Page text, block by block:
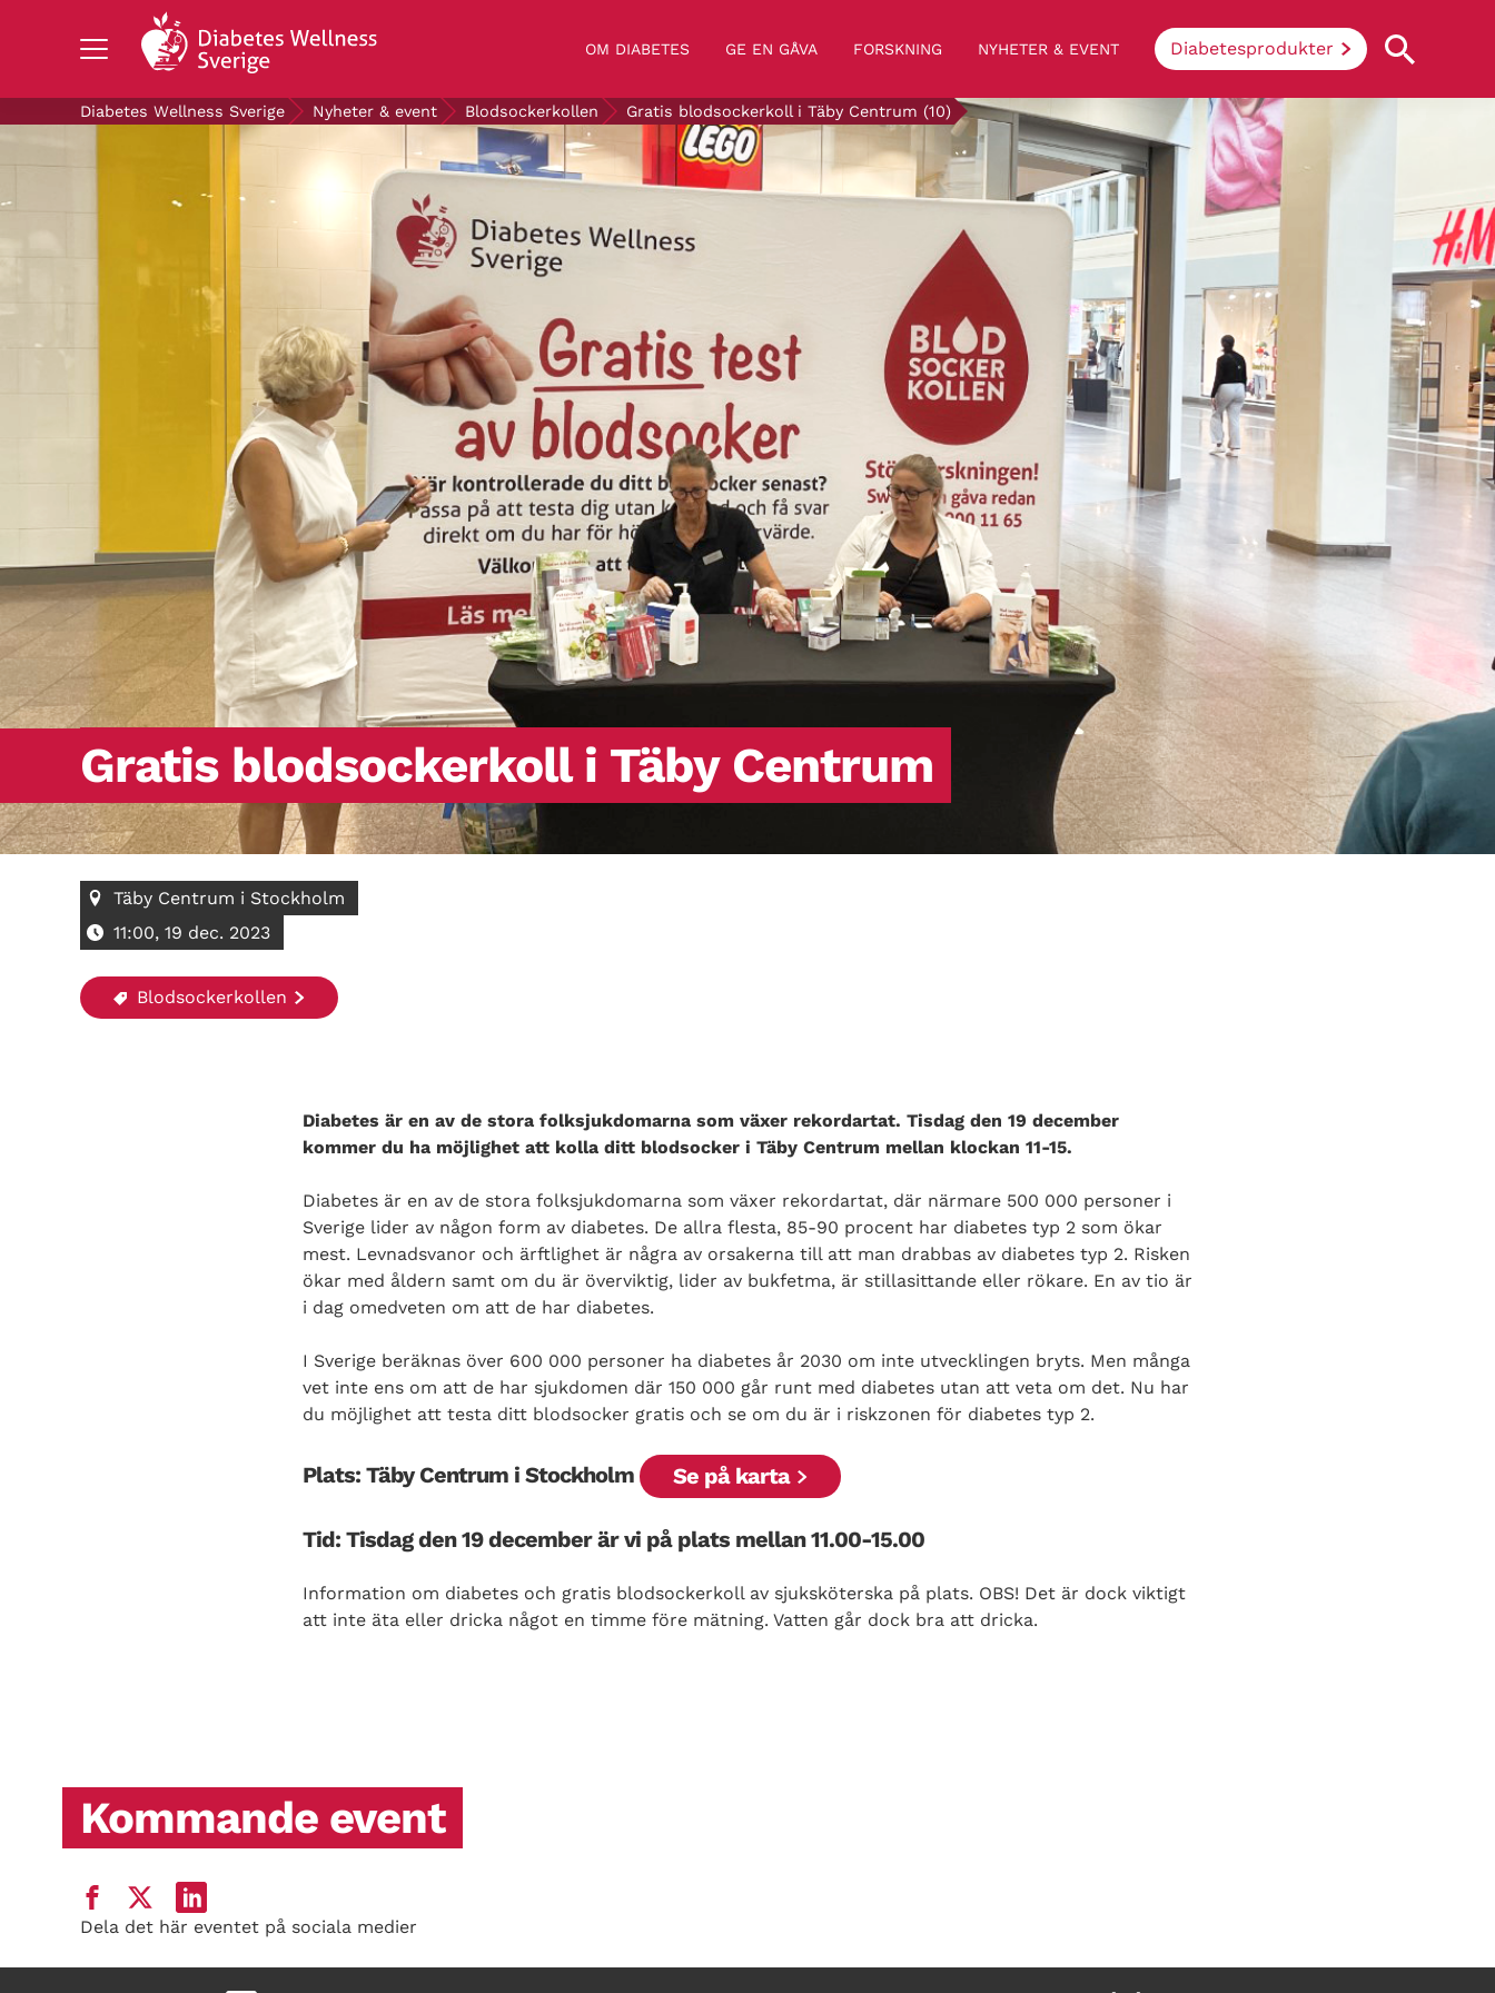
OM DIABETES GE EN GÅVA FORSKNING NYHETER & EVENT Diabetesprodukter
NYHETER & EVENT
GRATIS DIABETESPRODUKTER
Blodsockerkollen
Vad innebär diabetes?
Enkelt uttryckt hindrar sjukdomen
kroppen ifrån att konvertera socker och
stärkelse från mat till energi. Vid
diabetes klarar inte kroppen av att
producera insulin eller det insulin som
produceras fungerar inte (så kallad
insulinresistens).
Search Diabetes Wellness Sverige
Diabetes Wellness Sverige Nyheter & event Blodsockerkollen Gratis blodsockerkoll i Täby Centrum (10)
Gratis blodsockerkoll i Täby Centrum
Täby Centrum i Stockholm
11:00, 19 dec. 2023
Blodsockerkollen
Diabetes är en av de stora folksjukdomarna som växer rekordartat. Tisdag den 19 december
kommer du ha möjlighet att kolla ditt blodsocker i Täby Centrum mellan klockan 11-15.
Diabetes är en av de stora folksjukdomarna som växer rekordartat, där närmare 500 000 personer i
Sverige lider av någon form av diabetes. De allra flesta, 85-90 procent har diabetes typ 2 som ökar
mest. Levnadsvanor och ärftlighet är några av orsakerna till att man drabbas av diabetes typ 2. Risken
ökar med åldern samt om du är överviktig, lider av bukfetma, är stillasittande eller rökare. En av tio är
i dag omedveten om att de har diabetes.
I Sverige beräknas över 600 000 personer ha diabetes år 2030 om inte utvecklingen bryts. Men många
vet inte ens om att de har sjukdomen där 150 000 går runt med diabetes utan att veta om det. Nu har
du möjlighet att testa ditt blodsocker gratis och se om du är i riskzonen för diabetes typ 2.
Plats: Täby Centrum i Stockholm Se på karta
Tid: Tisdag den 19 december är vi på plats mellan 11.00-15.00
Information om diabetes och gratis blodsockerkoll av sjuksköterska på plats. OBS! Det är dock viktigt
att inte äta eller dricka något en timme före mätning. Vatten går dock bra att dricka.
Kommande event
Dela det här eventet på sociala medier